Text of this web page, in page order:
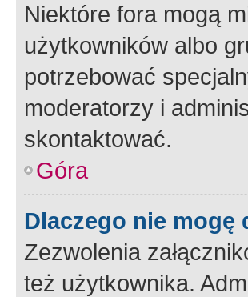
Niektóre fora mogą
użytkowników albo
potrzebować
moderatorzy i
skontaktować.
Góra
Dlaczego nie mogę
Zezwolenia
też użytkownika.